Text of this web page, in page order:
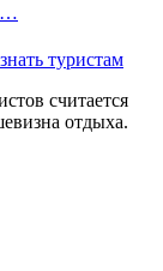
считается
отдыха.